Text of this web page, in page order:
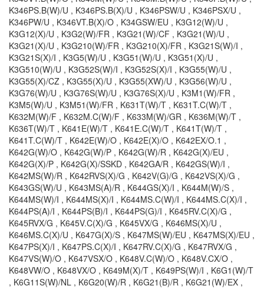
K346PS.B(W)/U , K346PS.B(X)/U , K346PSW/U , K346PSX/U ,
K346PW/U , K346VT.B(X)/O , K34GSW/EU , K3G12(W)/U ,
K3G12(X)/U , K3G2(W)/FR , K3G21(W)/CF , K3G21(W)/U ,
K3G21(X)/U , K3G210(W)/FR , K3G210(X)/FR , K3G21S(W)/I ,
K3G21S(X)/I , K3G5(W)/U , K3G51(W)/U , K3G51(X)/U ,
K3G510(W)/U , K3G52S(W)/I , K3G52S(X)/I , K3G55(W)/U ,
K3G55(X)/CZ , K3G55(X)/U , K3G55(XW)/U , K3G56(W)/U ,
K3G76(W)/U , K3G76S(W)/U , K3G76S(X)/U , K3M1(W)/FR ,
K3M5(W)/U , K3M51(W)/FR , K631T(W)/T , K631T.C(W)/T ,
K632M(W)/F , K632M.C(W)/F , K633M(W)/GR , K636M(W)/T ,
K636T(W)/T , K641E(W)/T , K641E.C(W)/T , K641T(W)/T ,
K641T.C(W)/T , K642E(W)/O , K642E(X)/O , K642EX/O.1 ,
K642G(W)/O , K642G(W)/P , K642G(W)/R , K642G(X)/EU ,
K642G(X)/P , K642G(X)/SSKD , K642GA/R , K642GS(W)/I ,
K642MS(W)/R , K642RVS(X)/G , K642V(G)/G , K642VS(X)/G ,
K643GS(W)/U , K643MS(A)/R , K644GS(X)/I , K644M(W)/S ,
K644MS(W)/I , K644MS(X)/I , K644MS.C(W)/I , K644MS.C(X)/I ,
K644PS(A)/I , K644PS(B)/I , K644PS(G)/I , K645RV.C(X)/G ,
K645RVX/G , K645V.C(X)/G , K645VX/G , K646MS(X)/U ,
K646MS.C(X)/U , K647G(X)/S , K647MS(W)/EU , K647MS(X)/EU ,
K647PS(X)/I , K647PS.C(X)/I , K647RV.C(X)/G , K647RVX/G ,
K647VS(W)/O , K647VSX/O , K648V.C(W)/O , K648V.CX/O ,
K648VW/O , K648VX/O , K649M(X)/T , K649PS(W)/I , K6G1(W)/T
, K6G11S(W)/NL , K6G20(W)/R , K6G21(B)/R , K6G21(W)/EX ,